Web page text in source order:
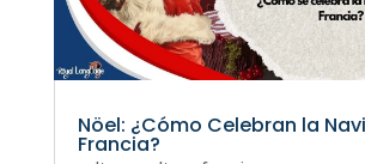
Nöel: ¿Cómo Celebran la
Francia?